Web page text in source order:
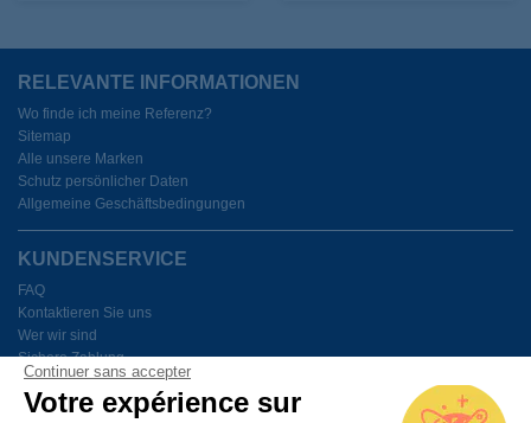
Continuer sans accepter
Votre expérience sur
RELEVANTE INFORMATIONEN
Wo finde ich meine Referenz?
Sitemap
Alle unsere Marken
Schutz persönlicher Daten
Allgemeine Geschäftsbedingungen
KUNDENSERVICE
FAQ
Kontaktieren Sie uns
Wer wir sind
Sichere Zahlung
Meine Cookies verwalten